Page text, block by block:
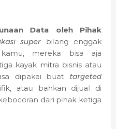
Data oleh Pihak
superbilang enggak
mereka bisa aja
kayak mitra bisnis atau
dipakai buat targeted
atau bahkan dijual di
dari pihak ketiga